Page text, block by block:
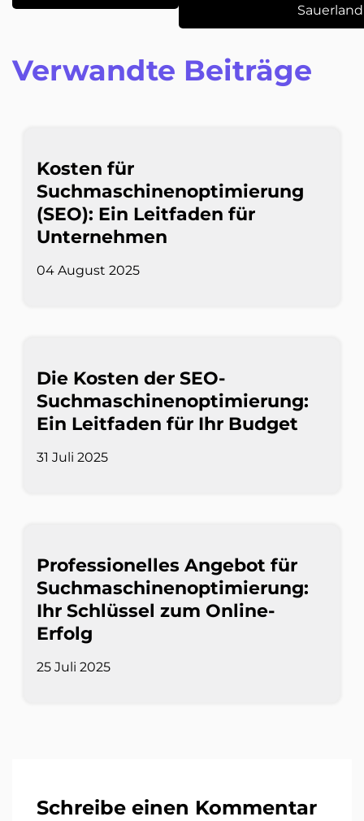
Sauerland
Verwandte Beiträge
Kosten für
Suchmaschinenoptimierung
(SEO): Ein Leitfaden für
Unternehmen
04 August 2025
Die Kosten der SEO-
Suchmaschinenoptimierung:
Ein Leitfaden für Ihr Budget
31 Juli 2025
Professionelles Angebot für
Suchmaschinenoptimierung:
Ihr Schlüssel zum Online-
Erfolg
25 Juli 2025
Schreibe einen Kommentar